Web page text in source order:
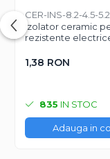
CER-INS-8.2-4.5-5.2
Izolator ceramic
rezistente
mm interior /
mm
1,38 RON
835 IN STOC
Adauga in